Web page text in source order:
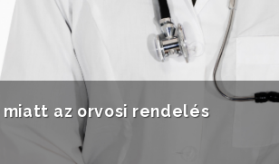
miatt az orvosi rendelés